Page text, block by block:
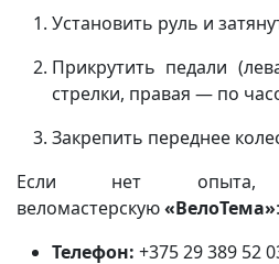
Установить руль и
Прикрутить педали
стрелки, правая — по
Закрепить переднее
Если нет опыта,
веломастерскую«ВелоТема»:
Телефон: +375 29 389 52